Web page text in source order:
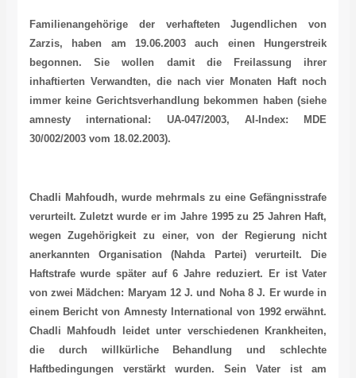
Familienangehörige der verhafteten Jugendlichen von
Zarzis, haben am 19.06.2003 auch einen Hungerstreik
begonnen. Sie wollen damit die Freilassung ihrer
inhaftierten Verwandten, die nach vier Monaten Haft noch
immer keine Gerichtsverhandlung bekommen haben (siehe
amnesty international: UA-047/2003, AI-Index: MDE
30/002/2003 vom 18.02.2003).
Chadli Mahfoudh, wurde mehrmals zu eine Gefängnisstrafe
verurteilt. Zuletzt wurde er im Jahre 1995 zu 25 Jahren Haft,
wegen Zugehörigkeit zu einer, von der Regierung nicht
anerkannten Organisation (Nahda Partei) verurteilt. Die
Haftstrafe wurde später auf 6 Jahre reduziert. Er ist Vater
von zwei Mädchen: Maryam 12 J. und Noha 8 J. Er wurde in
einem Bericht von Amnesty International von 1992 erwähnt.
Chadli Mahfoudh leidet unter verschiedenen Krankheiten,
die durch willkürliche Behandlung und schlechte
Haftbedingungen verstärkt wurden. Sein Vater ist am